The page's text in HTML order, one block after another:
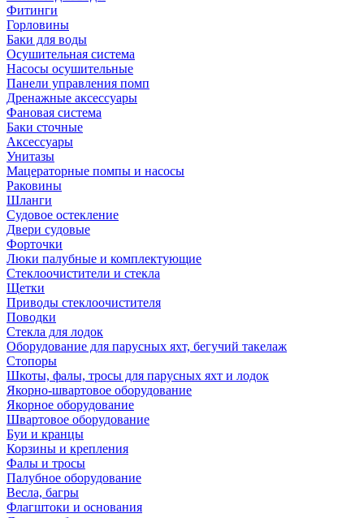
Фитинги
Горловины
Баки для воды
Осушительная система
Насосы осушительные
Панели управления помп
Дренажные аксессуары
Фановая система
Баки сточные
Аксессуары
Унитазы
Мацераторные помпы и насосы
Раковины
Шланги
Судовое остекление
Двери судовые
Форточки
Люки палубные и комплектующие
Стеклоочистители и стекла
Щетки
Приводы стеклоочистителя
Поводки
Стекла для лодок
Оборудование для парусных яхт, бегучий такелаж
Стопоры
Шкоты, фалы, тросы для парусных яхт и лодок
Якорно-швартовое оборудование
Якорное оборудование
Швартовое оборудование
Буи и кранцы
Корзины и крепления
Фалы и тросы
Палубное оборудование
Весла, багры
Флагштоки и основания